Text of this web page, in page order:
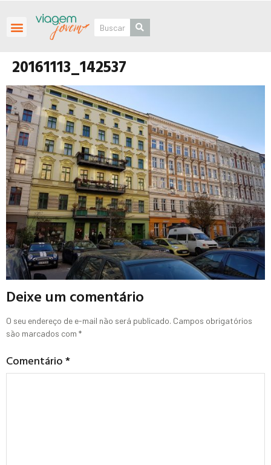
20161113_142537
Deixe um comentário
O seu endereço de e-mail não será publicado. Campos obrigatórios
são marcados com *
Comentário*